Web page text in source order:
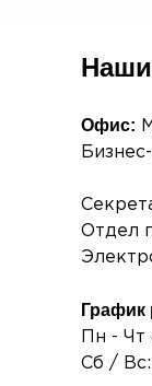
Офис:
Отдел
График
Пн - Чт
Сб / Вс:
Наши